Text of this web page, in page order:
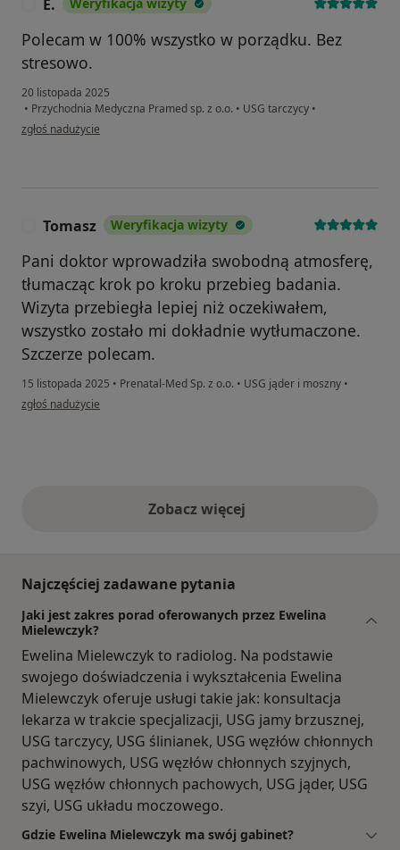
E.
Polecam w 100% wszystko w porządku. Bez
stresowo.
20 listopada 2025
• Przychodnia Medyczna Pramed sp. z o.o. • USG tarczycy •
w opinii użytkownika E.
zgłoś nadużycie
Tomasz Weryfikacja wizyty
Pani doktor wprowadziła swobodną atmosferę,
tłumacząc krok po kroku przebieg badania.
Wizyta przebiegła lepiej niż oczekiwałem,
wszystko zostało mi dokładnie wytłumaczone.
Szczerze polecam.
15 listopada 2025 • Prenatal-Med Sp. z o.o. • USG jąder i moszny •
w opinii użytkownika Tomasz
zgłoś nadużycie
Zobacz więcejopinie powyżej
Najczęściej zadawane pytania
Jaki jest zakres porad oferowanych przez Ewelina
Mielewczyk?
Ewelina Mielewczyk to radiolog. Na podstawie
swojego doświadczenia i wykształcenia Ewelina
Mielewczyk oferuje usługi takie jak: konsultacja
lekarza w trakcie specjalizacji, USG jamy brzusznej,
USG tarczycy, USG ślinianek, USG węzłów chłonnych
pachwinowych, USG węzłów chłonnych szyjnych,
USG węzłów chłonnych pachowych, USG jąder, USG
szyi, USG układu moczowego.
Gdzie Ewelina Mielewczyk ma swój gabinet?